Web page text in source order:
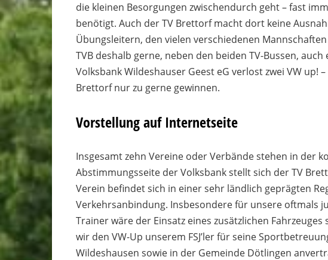
die kleinen Besorgungen zwischendurch geht – fast
benötigt. Auch der TV Brettorf macht dort keine
Übungsleitern, den vielen verschiedenen Mannschaften
TVB deshalb gerne, neben den beiden TV-Bussen,
Volksbank Wildeshauser Geest eG verlost zwei VW up!
Brettorf nur zu gerne gewinnen.
Vorstellung auf Internetseite
Insgesamt zehn Vereine oder Verbände stehen in der
Abstimmungsseite der Volksbank stellt sich der TV
Verein befindet sich in einer sehr ländlich geprägten
Verkehrsanbindung. Insbesondere für unsere oftmals
Trainer wäre der Einsatz eines zusätzlichen
wir den VW-Up unserem FSJ’ler für seine
Wildeshausen sowie in der Gemeinde Dötlingen